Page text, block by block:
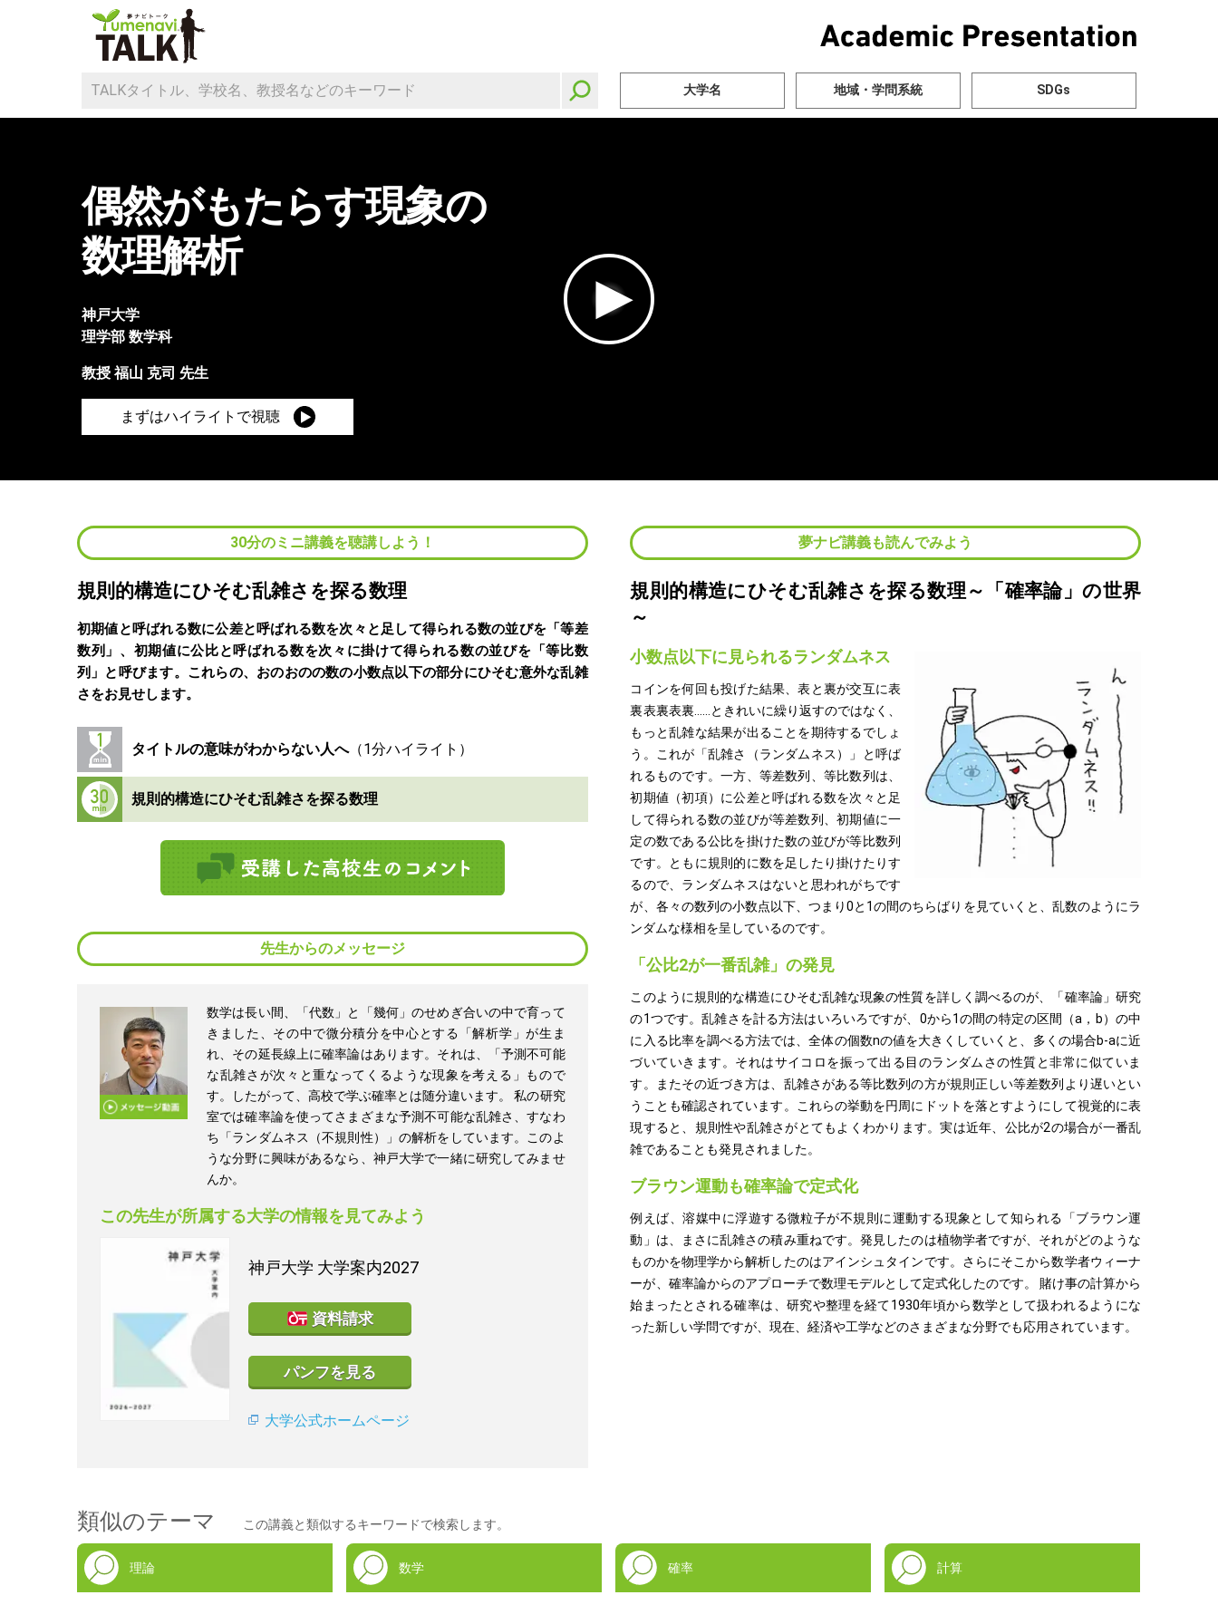
大学名 地域・学問系統 SDGs
偶然がもたらす現象の
数理解析
神戸大学
理学部 数学科
教授 福山 克司 先生
まずはハイライトで視聴
30分のミニ講義を聴講しよう！
規則的構造にひそむ乱雑さを探る数理
初期値と呼ばれる数に公差と呼ばれる数を次々と足して得られる数の並びを「等差
数列」、初期値に公比と呼ばれる数を次々に掛けて得られる数の並びを「等比数
列」と呼びます。これらの、おのおのの数の小数点以下の部分にひそむ意外な乱雑
さをお見せします。
タイトルの意味がわからない人へ
規則的構造にひそむ乱雑さを探る数理
先生からのメッセージ
数学は長い間、「代数」と「幾何」のせめぎ合いの中で育って
きました、その中で微分積分を中心とする「解析学」が生ま
れ、その延長線上に確率論はあります。それは、「予測不可能
な乱雑さが次々と重なってくるような現象を考える」もので
す。したがって、高校で学ぶ確率とは随分違います。 私の研究
室では確率論を使ってさまざまな予測不可能な乱雑さ、すなわ
ち「ランダムネス（不規則性）」の解析をしています。このよ
うな分野に興味があるなら、神戸大学で一緒に研究してみませ
んか。
この先生が所属する大学の情報を見てみよう
神戸大学 大学案内2027
資料請求
パンフを見る
大学公式ホームページ
夢ナビ講義も読んでみよう
規則的構造にひそむ乱雑さを探る数理～「確率論」の世界
～
小数点以下に見られるランダムネス
コインを何回も投げた結果、表と裏が交互に表
裏表裏表裏……ときれいに繰り返すのではなく、
もっと乱雑な結果が出ることを期待するでしょ
う。これが「乱雑さ（ランダムネス）」と呼ば
れるものです。一方、等差数列、等比数列は、
初期値（初項）に公差と呼ばれる数を次々と足
して得られる数の並びが等差数列、初期値に一
定の数である公比を掛けた数の並びが等比数列
です。ともに規則的に数を足したり掛けたりす
るので、ランダムネスはないと思われがちです
が、各々の数列の小数点以下、つまり0と1の間のちらばりを見ていくと、乱数のようにラ
ンダムな様相を呈しているのです。
「公比2が一番乱雑」の発見
このように規則的な構造にひそむ乱雑な現象の性質を詳しく調べるのが、「確率論」研究
の1つです。乱雑さを計る方法はいろいろですが、0から1の間の特定の区間（a，b）の中
に入る比率を調べる方法では、全体の個数nの値を大きくしていくと、多くの場合b-aに近
づいていきます。それはサイコロを振って出る目のランダムさの性質と非常に似ていま
す。またその近づき方は、乱雑さがある等比数列の方が規則正しい等差数列より遅いとい
うことも確認されています。これらの挙動を円周にドットを落とすようにして視覚的に表
現すると、規則性や乱雑さがとてもよくわかります。実は近年、公比が2の場合が一番乱
雑であることも発見されました。
ブラウン運動も確率論で定式化
例えば、溶媒中に浮遊する微粒子が不規則に運動する現象として知られる「ブラウン運
動」は、まさに乱雑さの積み重ねです。発見したのは植物学者ですが、それがどのような
ものかを物理学から解析したのはアインシュタインです。さらにそこから数学者ウィーナ
ーが、確率論からのアプローチで数理モデルとして定式化したのです。 賭け事の計算から
始まったとされる確率は、研究や整理を経て1930年頃から数学として扱われるようにな
った新しい学問ですが、現在、経済や工学などのさまざまな分野でも応用されています。
類似のテーマ この講義と類似するキーワードで検索します。
理論 数学 確率 計算